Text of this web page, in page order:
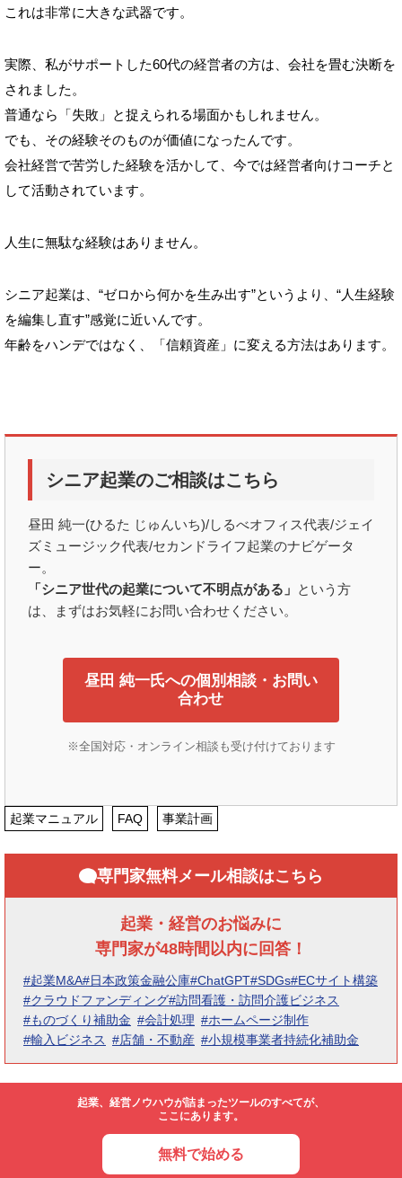
これは非常に大きな武器です。
実際、私がサポートした60代の経営者の方は、会社を畳む決断を
されました。
普通なら「失敗」と捉えられる場面かもしれません。
でも、その経験そのものが価値になったんです。
会社経営で苦労した経験を活かして、今では経営者向けコーチと
して活動されています。
人生に無駄な経験はありません。
シニア起業は、“ゼロから何かを生み出す”というより、“人生経験
を編集し直す”感覚に近いんです。
年齢をハンデではなく、「信頼資産」に変える方法はあります。
シニア起業のご相談はこちら
昼田 純一(ひるた じゅんいち)/しるべオフィス代表/ジェイ
ズミュージック代表/セカンドライフ起業のナビゲータ
ー。
「シニア世代の起業について不明点がある」 という方
は、まずはお気軽にお問い合わせください。
昼田 純一氏への個別相談・お問い
合わせ
※全国対応・オンライン相談も受け付けております
起業マニュアル FAQ 事業計画
専門家無料メール相談はこちら
起業・経営のお悩みに
専門家が48時間以内に回答！
#起業M&A#日本政策金融公庫#ChatGPT#SDGs#ECサイト構築
#クラウドファンディング#訪問看護・訪問介護ビジネス
#ものづくり補助金 #会計処理 #ホームページ制作
#輸入ビジネス #店舗・不動産 #小規模事業者持続化補助金
起業、経営ノウハウが詰まったツールのすべてが、
ここにあります。
無料で始める